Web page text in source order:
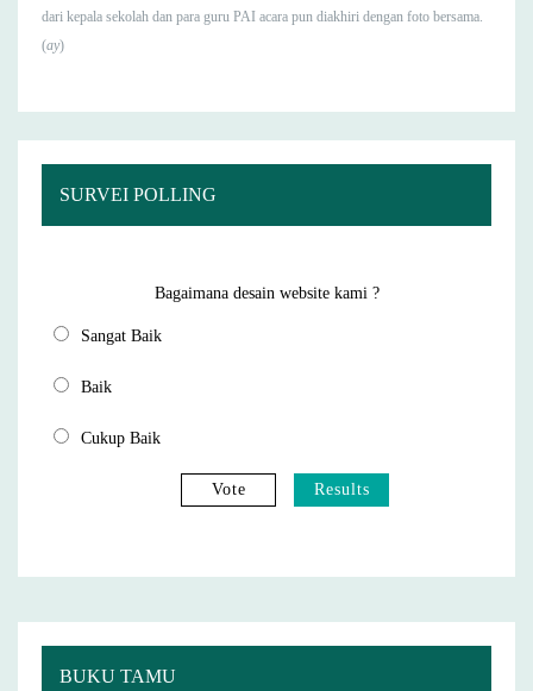
dari kepala sekolah dan para guru PAI acara pun diakhiri dengan foto bersama.
(ay)
SURVEI POLLING
Bagaimana desain website kami ?
Sangat Baik
Baik
Cukup Baik
Vote Results
BUKU TAMU